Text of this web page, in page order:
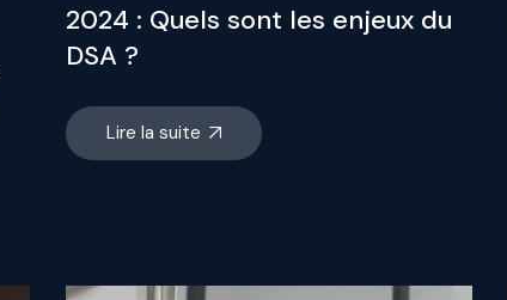
2024 : Quels sont les enjeux du
DSA ?
Lire la suite